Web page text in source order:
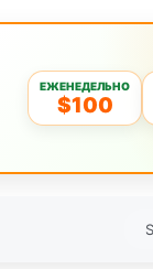
ЕЖЕНЕДЕЛЬНО
$100